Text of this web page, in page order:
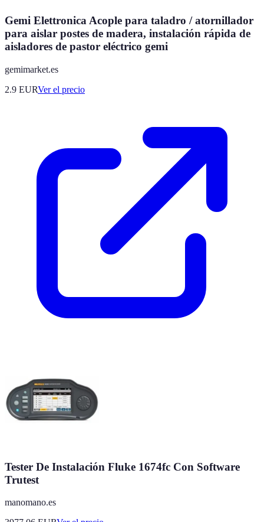
Gemi Elettronica Acople para taladro / atornillador
para aislar postes de madera, instalación rápida de
aisladores de pastor eléctrico gemi
gemimarket.es
2.9 EURVer el precio
Tester De Instalación Fluke 1674fc Con Software
Trutest
manomano.es